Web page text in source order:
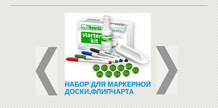
НАБОР ДЛЯ МАРКЕРНОЙ
ДОСКИ,ФЛИПЧАРТА
ЗООТОВАРЫ
ДЛЯ ЖИВОТНЫХ)